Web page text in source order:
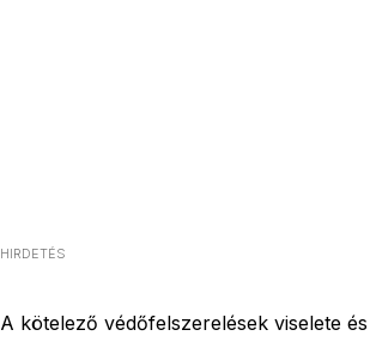
HIRDETÉS
A kötelező védőfelszerelések viselete